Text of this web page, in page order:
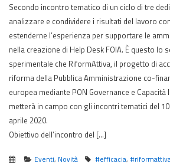
Secondo incontro tematico di un ciclo di tre
analizzare e condividere i risultati del lavoro
estenderne l’esperienza per supportare le
nella creazione di Help Desk FOIA. È questo lo
sperimentale che RiformAttiva, il progetto di
riforma della Pubblica Amministrazione co-
europea mediante PON Governance e
metterà in campo con gli incontri tematici del
aprile 2020.
Obiettivo dell’incontro del […]
Eventi, Novità #efficacia,